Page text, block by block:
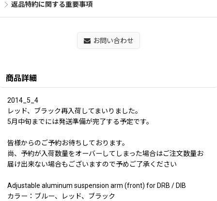
返品特約に関する重要事項
お問い合わせ
商品詳細
2014_5_4
レッド、ブラック再入荷してまいりました。
5月中旬までには発送準備が完了する予定です。
皆様からのご予約お待ちしております。
尚、予約が入荷数量をオーバーしてしまった場合はご注文数量お
届け出来ない場合もございますので予めご了承ください
Adjustable aluminum suspension arm (front) for DRB / DIB
カラー：ブルー、レッド、ブラック